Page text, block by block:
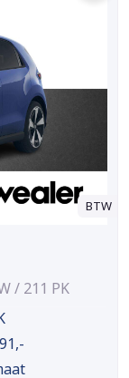
BTW
/ 211 PK